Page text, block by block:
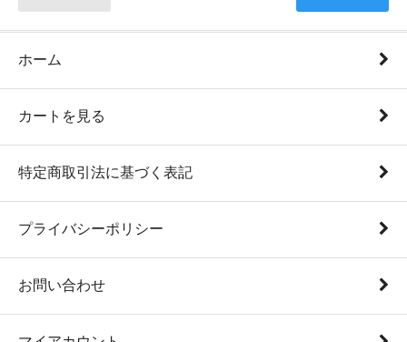
ホーム
カートを見る
特定商取引法に基づく表記
プライバシーポリシー
お問い合わせ